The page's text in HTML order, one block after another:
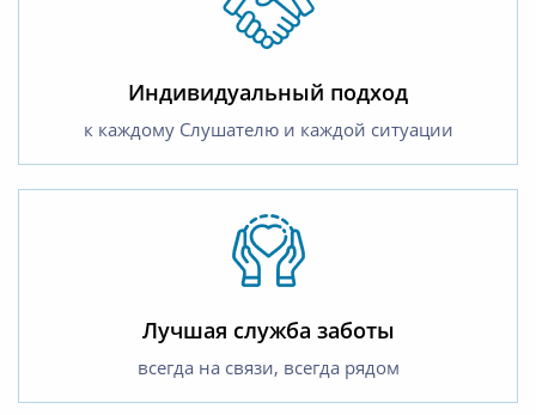
Индивидуальный подход
к каждому Слушателю и каждой ситуации
Лучшая служба заботы
всегда на связи, всегда рядом